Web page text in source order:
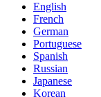
English
French
German
Portuguese
Spanish
Russian
Japanese
Korean